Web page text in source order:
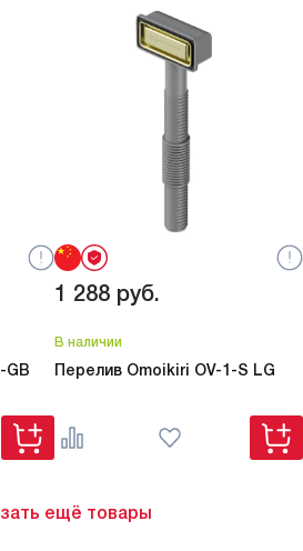
GB
1 288 руб.
В наличии
Перелив Omoikiri OV-1-S LG
ещё товары